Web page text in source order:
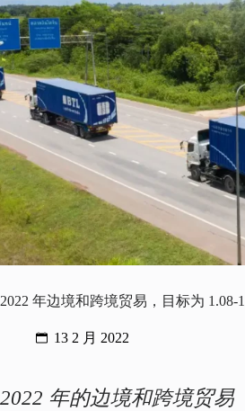
2022 年边境和跨境贸易，目标为 1.08-
13 2 月 2022
2022 年的边境和跨境贸易